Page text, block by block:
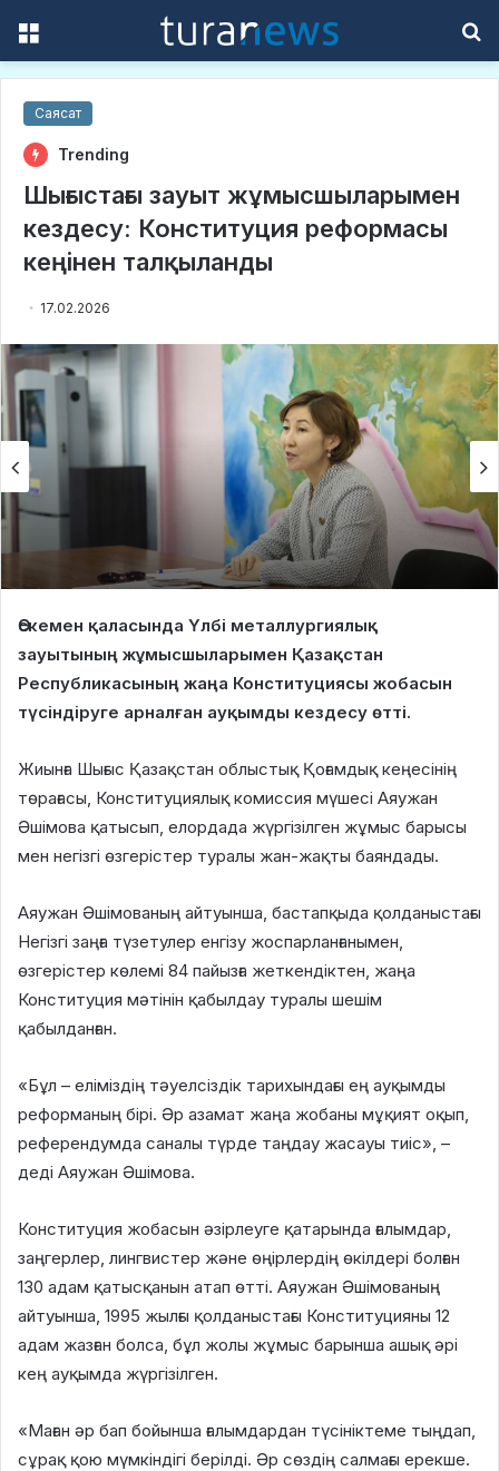
Саясат
Trending
Шығыстағы зауыт жұмысшыларымен
кездесу: Конституция реформасы
кеңінен талқыланды
17.02.2026
Өскемен қаласында Үлбі металлургиялық
зауытының жұмысшыларымен Қазақстан
Республикасының жаңа Конституциясы жобасын
түсіндіруге арналған ауқымды кездесу өтті.
Жиынға Шығыс Қазақстан облыстық Қоғамдық кеңесінің
төрағасы, Конституциялық комиссия мүшесі Аяужан
Әшімова қатысып, елордада жүргізілген жұмыс барысы
мен негізгі өзгерістер туралы жан-жақты баяндады.
Аяужан Әшімованың айтуынша, бастапқыда қолданыстағы
Негізгі заңға түзетулер енгізу жоспарланғанымен,
өзгерістер көлемі 84 пайызға жеткендіктен, жаңа
Конституция мәтінін қабылдау туралы шешім
қабылданған.
«Бұл – еліміздің тәуелсіздік тарихындағы ең ауқымды
реформаның бірі. Әр азамат жаңа жобаны мұқият оқып,
референдумда саналы түрде таңдау жасауы тиіс», –
деді Аяужан Әшімова.
Конституция жобасын әзірлеуге қатарында ғалымдар,
заңгерлер, лингвистер және өңірлердің өкілдері болған
130 адам қатысқанын атап өтті. Аяужан Әшімованың
айтуынша, 1995 жылғы қолданыстағы Конституцияны 12
адам жазған болса, бұл жолы жұмыс барынша ашық әрі
кең ауқымда жүргізілген.
«Маған әр бап бойынша ғалымдардан түсініктеме тыңдап,
сұрақ қою мүмкіндігі берілді. Әр сөздің салмағы ерекше.